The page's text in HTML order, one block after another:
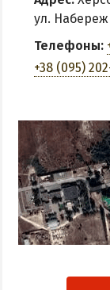
ул.
Телефоны:
+38 (095)